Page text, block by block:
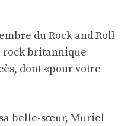
du Rock and Roll
rock britannique
dont «pour votre
belle-sœur, Muriel